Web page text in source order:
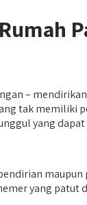
–
tak memiliki
yang
yang patut